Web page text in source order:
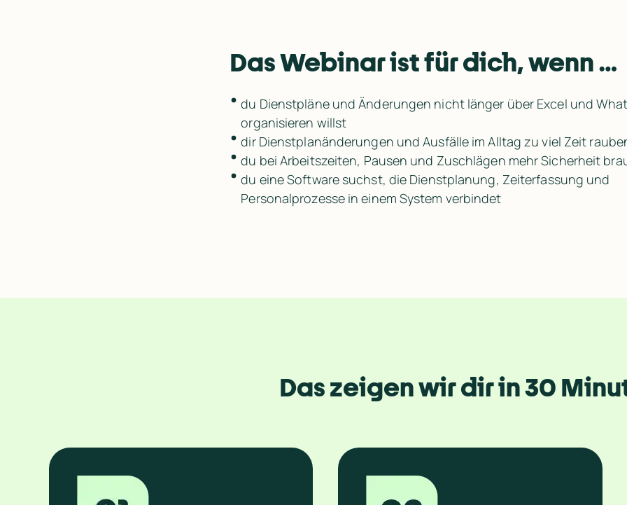
Das Webinar ist für dich, wenn …
du Dienstpläne und Änderungen nicht länger über Excel und
organisieren willst
dir Dienstplanänderungen und Ausfälle im Alltag zu viel Zeit
du bei Arbeitszeiten, Pausen und Zuschlägen mehr Sicherheit
du eine Software suchst, die Dienstplanung, Zeiterfassung und
Personalprozesse in einem System verbindet
Das zeigen wir dir in 30